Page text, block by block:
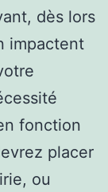
dès lors
impactent
fonction
placer
ou